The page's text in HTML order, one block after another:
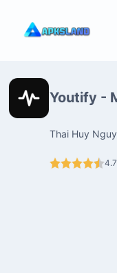
Youtify -
Thai Huy
4.7